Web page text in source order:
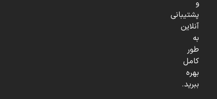
و
پشتیبانی
آنلاین
به
طور
کامل
بهره
ببرید.